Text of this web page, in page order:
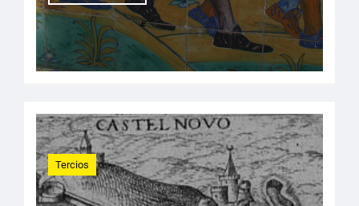
Tercios